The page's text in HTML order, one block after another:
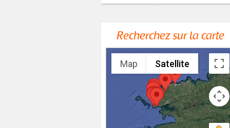
Recherchez sur la carte
Map Satellite